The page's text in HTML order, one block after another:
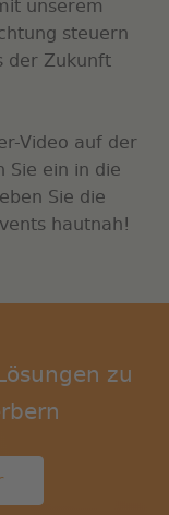
steuern
der Zukunft
Video auf der
Sie ein in die
Sie die
hautnah!
zu